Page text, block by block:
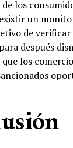
los
un
de
después
los